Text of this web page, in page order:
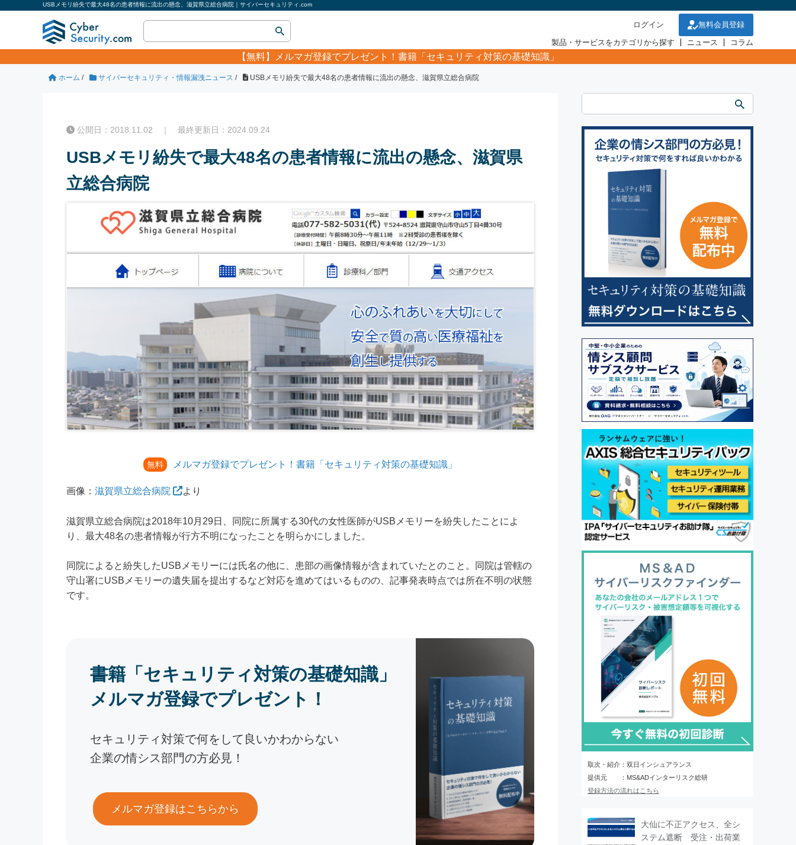
USBメモリ紛失で最大48名の患者情報に流出の懸念、滋賀県立総合病院｜サイバーセキュリティ.com
ログイン
無料会員登録
製品・サービスをカテゴリから探す
ニュース コラム
【無料】 メルマガ登録でプレゼント！書籍「セキュリティ対策の基礎知識」
ホーム / サイバーセキュリティ・情報漏洩ニュース / USBメモリ紛失で最大48名の患者情報に流出の懸念、滋賀県立総合病院
公開日：2018.11.02 ｜ 最終更新日：2024.09.24
USBメモリ紛失で最大48名の患者情報に流出の懸念、滋賀県
立総合病院
無料 メルマガ登録でプレゼント！書籍「セキュリティ対策の基礎知識」
画像： 滋賀県立総合病院 より
滋賀県立総合病院は2018年10月29日、同院に所属する30代の女性医師がUSBメモリーを紛失したことによ
り、最大48名の患者情報が行方不明になったことを明らかにしました。
同院によると紛失したUSBメモリーには氏名の他に、患部の画像情報が含まれていたとのこと。同院は管轄の
守山署にUSBメモリーの遺失届を提出するなど対応を進めてはいるものの、記事発表時点では所在不明の状態
です。
書籍「セキュリティ対策の基礎知識」
メルマガ登録でプレゼント！
セキュリティ対策で何をして良いかわからない
企業の情シス部門の方必見！
メルマガ登録はこちらから
取次・紹介：双日インシュアランス
提供元 ：MS&ADインターリスク総研
登録方法の流れはこちら
大仙に不正アクセス、全シ
ステム遮断 受注・出荷業